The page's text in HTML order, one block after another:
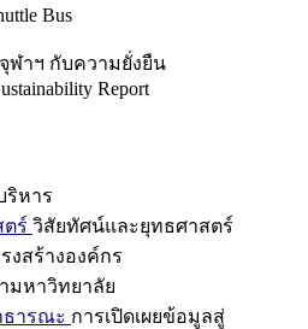
Bus
จุฬาฯ กับความยั่งยืน
Report
หาร
ร์ วิสัยทัศน์และยุทธศาสตร์
งสร้างองค์กร
มหาวิทยาลัย
ธารณะ การเปิดเผยข้อมูลสู่